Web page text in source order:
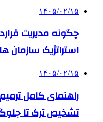
۱۴۰۵/۰۲/۱۵
چگونه مدیریت
استراتژیک سازمان
۱۴۰۵/۰۲/۱۵
راهنمای کامل
تشخیص ترک تا